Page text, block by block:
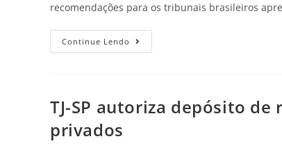
recomendações para os tribunais brasileiros
Continue Lendo
TJ-SP autoriza depósito
privados